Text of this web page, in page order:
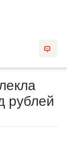
рублей